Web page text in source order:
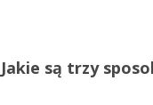
Jakie są trzy